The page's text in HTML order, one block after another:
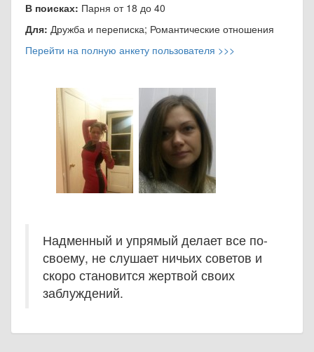
В поисках: Парня от 18 до 40
Для: Дружба и переписка; Романтические отношения
Перейти на полную анкету пользователя >>>
Надменный и упрямый делает все по-
своему, не слушает ничьих советов и
скоро становится жертвой своих
заблуждений.